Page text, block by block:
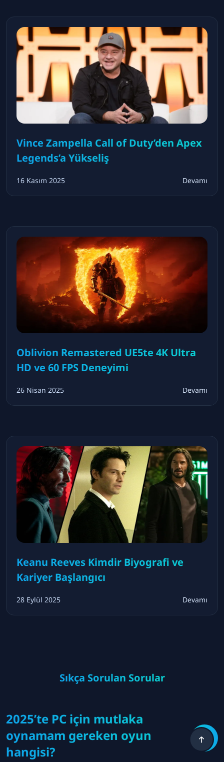
Vince Zampella Call of Duty’den Apex
Legends’a Yükseliş
16 Kasım 2025 Devamı
Oblivion Remastered UE5te 4K Ultra
HD ve 60 FPS Deneyimi
26 Nisan 2025 Devamı
Keanu Reeves Kimdir Biyografi ve
Kariyer Başlangıcı
28 Eylül 2025 Devamı
Sıkça Sorulan Sorular
2025’te PC için mutlaka
oynamam gereken oyun
hangisi?